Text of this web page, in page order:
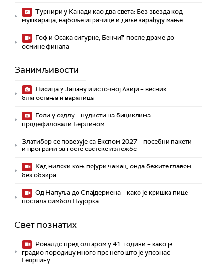
Турнири у Канади као два света: Без звезда код
мушкараца, најбоље играчице и даље зарађују мање
Гоф и Осака сигурне, Бенчић после драме до
осмине финала
Занимљивости
Лисица у Јапану и источној Азији – весник
благостања и варалица
Голи у седлу – нудисти на бициклима
продефиловали Берлином
Златибор се повезује са Експом 2027 – посебни пакети
и програми за госте светске изложбе
Кад нилски коњ појури чамац, онда бежите главом
без обзира
Од Напуља до Спајдермена – како је кришка пице
постала симбол Њујорка
Свет познатих
Роналдо пред олтаром у 41. години – како је
градио породицу много пре него што је упознао
Георгину